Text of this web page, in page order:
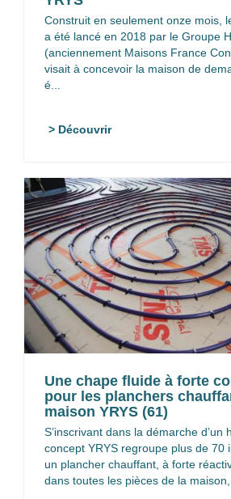
Construit en seulement onze mois,
a été lancé en 2018 par le Groupe
(anciennement Maisons France
visait à concevoir la maison de
é...
> Découvrir
Une chape fluide à forte
pour les planchers
maison YRYS (61)
S’inscrivant dans la démarche d’un
concept YRYS regroupe plus de 70
un plancher chauffant, à forte
dans toutes les pièces de la